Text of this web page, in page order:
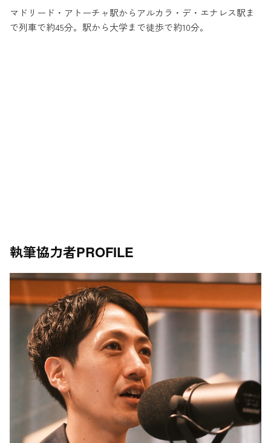
マドリード・アトーチャ駅からアルカラ・デ・エナレス駅ま
で列車で約45分。駅から大学まで徒歩で約10分。
執筆協力者PROFILE